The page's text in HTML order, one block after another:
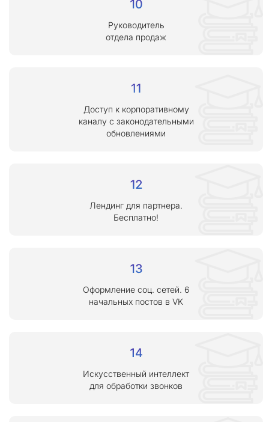
Руководитель
отдела продаж
Доступ к корпоративному
каналу с законодательными
обновлениями
Лендинг для партнера.
Бесплатно!
Оформление соц. сетей. 6
начальных постов в VK
Искусственный интеллект
для обработки звонков